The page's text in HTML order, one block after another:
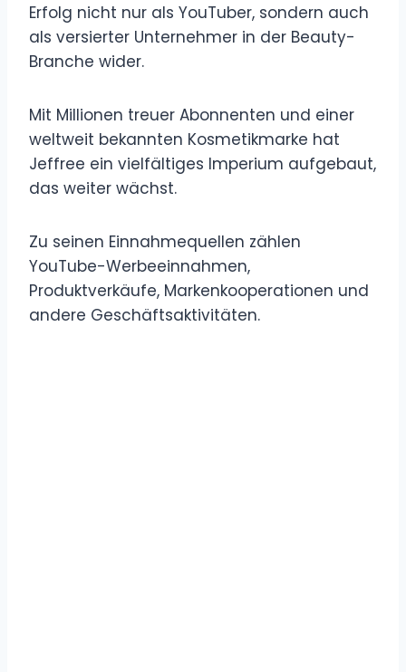
Erfolg nicht nur als YouTuber, sondern auch
als versierter Unternehmer in der Beauty-
Branche wider.
Mit Millionen treuer Abonnenten und einer
weltweit bekannten Kosmetikmarke hat
Jeffree ein vielfältiges Imperium aufgebaut,
das weiter wächst.
Zu seinen Einnahmequellen zählen
YouTube-Werbeeinnahmen,
Produktverkäufe, Markenkooperationen und
andere Geschäftsaktivitäten.